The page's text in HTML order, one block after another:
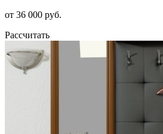
от 36 000 руб.
Рассчитать